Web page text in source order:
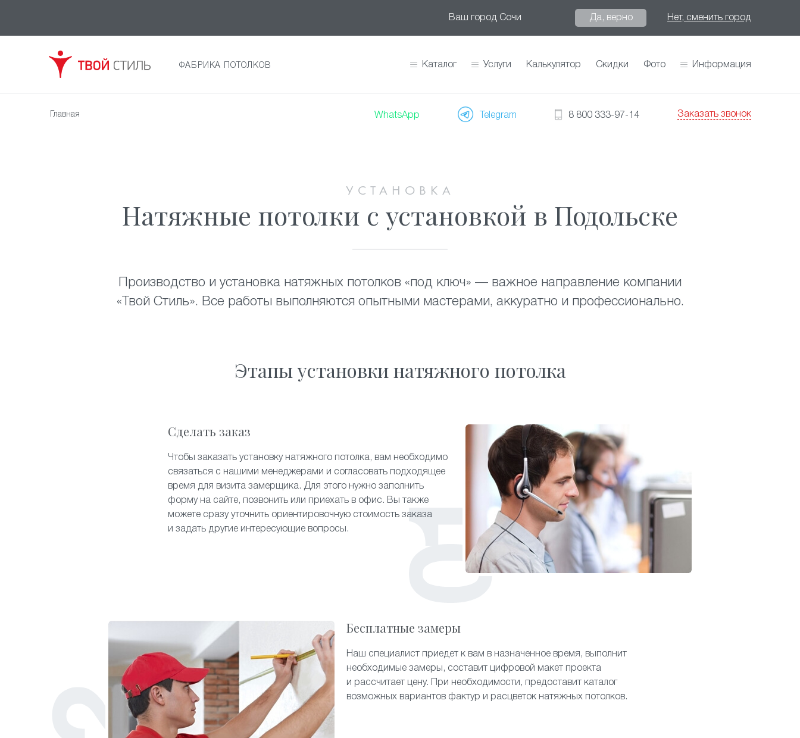
Ваш город Сочи Да, верно Нет, сменить город
ФАБРИКА ПОТОЛКОВ Каталог Услуги Калькулятор Скидки Фото Информация
Главная WhatsApp Telegram 8 800 333-97-14 Заказать звонок
УСТАНОВКА
Натяжные потолки с установкой в Подольске
Производство и установка натяжных потолков «под ключ» — важное направление компании
«Твой Стиль». Все работы выполняются опытными мастерами, аккуратно и профессионально.
Этапы установки натяжного потолка
Сделать заказ
Чтобы заказать установку натяжного потолка, вам необходимо
связаться с нашими менеджерами и согласовать подходящее
время для визита замерщика. Для этого нужно заполнить
форму на сайте, позвонить или приехать в офис. Вы также
можете сразу уточнить ориентировочную стоимость заказа
и задать другие интересующие вопросы.
Бесплатные замеры
Наш специалист приедет к вам в назначенное время, выполнит
необходимые замеры, составит цифровой макет проекта
и рассчитает цену. При необходимости, предоставит каталог
возможных вариантов фактур и расцветок натяжных потолков.